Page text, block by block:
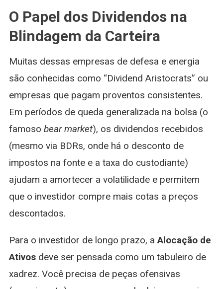
O Papel dos Dividendos na
Blindagem da Carteira
Muitas dessas empresas de defesa e energia
são conhecidas como “Dividend Aristocrats” ou
empresas que pagam proventos consistentes.
Em períodos de queda generalizada na bolsa (o
famoso bear market), os dividendos recebidos
(mesmo via BDRs, onde há o desconto de
impostos na fonte e a taxa do custodiante)
ajudam a amortecer a volatilidade e permitem
que o investidor compre mais cotas a preços
descontados.
Para o investidor de longo prazo, a Alocação de
Ativosdeve ser pensada como um tabuleiro de
xadrez. Você precisa de peças ofensivas